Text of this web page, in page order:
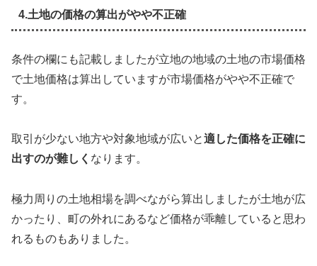
4.土地の価格の算出がやや不正確
条件の欄にも記載しましたが立地の地域の土地の市場価格
で土地価格は算出していますが市場価格がやや不正確で
す。
取引が少ない地方や対象地域が広いと適した価格を正確に
出すのが難しく なります。
極力周りの土地相場を調べながら算出しましたが土地が広
かったり、町の外れにあるなど価格が乖離していると思わ
れるものもありました。